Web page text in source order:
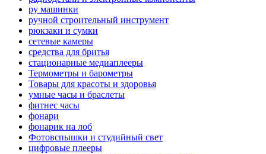
ру машинки
ручной строительный инструмент
рюкзаки и сумки
сетевые камеры
средства для бритья
стационарные медиаплееры
Термометры и барометры
Товары для красоты и здоровья
умные часы и браслеты
фитнес часы
фонари
фонарик на лоб
Фотовспышки и студийный свет
цифровые плееры